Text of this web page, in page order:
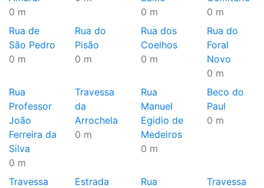
0 m
0 m
0 m
Rua de
São Pedro
0 m
Rua do
Pisão
0 m
Rua dos
Coelhos
0 m
Rua do
Foral
Novo
0 m
Rua
Professor
João
Ferreira da
Silva
0 m
Travessa
da
Arrochela
0 m
Rua
Manuel
Egidio de
Medeiros
0 m
Beco do
Paul
0 m
Travessa
Estrada
Rua
Travessa